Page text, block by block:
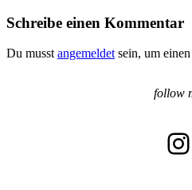
Schreibe einen Kommentar
Du musst angemeldet sein, um
follow
Instagram